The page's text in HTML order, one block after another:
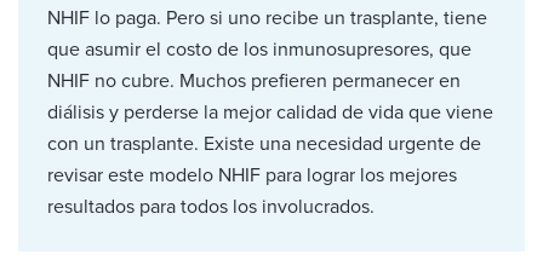
NHIF lo paga. Pero si uno recibe un trasplante, tiene
que asumir el costo de los inmunosupresores, que
NHIF no cubre. Muchos prefieren permanecer en
diálisis y perderse la mejor calidad de vida que viene
con un trasplante. Existe una necesidad urgente de
revisar este modelo NHIF para lograr los mejores
resultados para todos los involucrados.